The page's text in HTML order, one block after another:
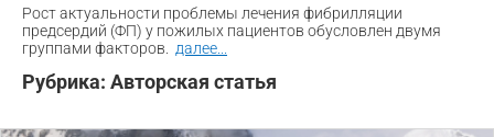
Рост актуальности проблемы лечения фибрилляции
предсердий (ФП) у пожилых пациентов обусловлен двумя
группами факторов.
далее
Рубрика: Авторская статья